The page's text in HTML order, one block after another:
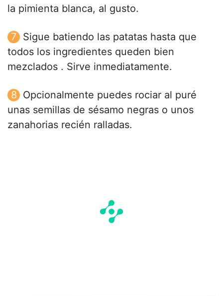
la pimienta blanca, al gusto.
Sigue batiendo las patatas hasta que
todos los ingredientes queden bien
mezclados . Sirve inmediatamente.
Opcionalmente puedes rociar al puré
unas semillas de sésamo negras o unos
zanahorias recién ralladas.